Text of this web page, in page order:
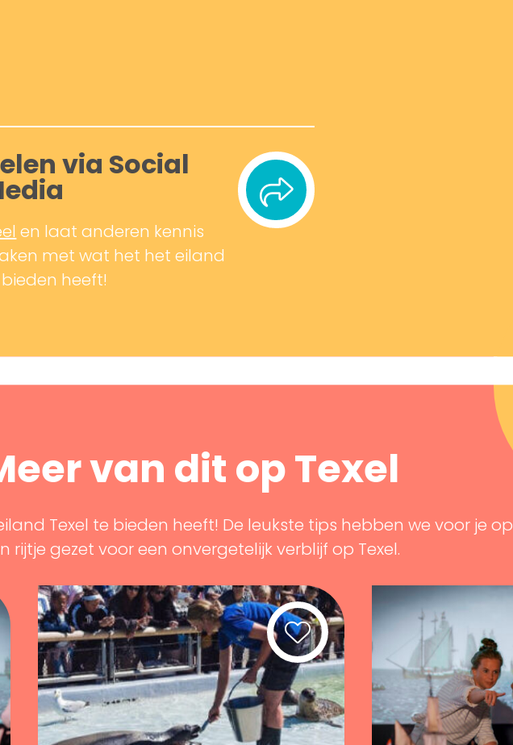
via Social
en laat anderen kennis
met wat het het eiland
heeft!
van dit op Texel
Texel te bieden heeft! De leukste tips hebben we voor je op
rijtje gezet voor een onvergetelijk verblijf op Texel.